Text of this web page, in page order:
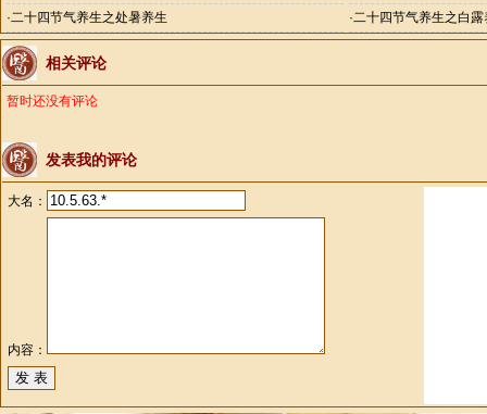
·二十四节气养生之处暑养生 ·二十四节气养生之白露
相关评论
暂时还没有评论
发表我的评论
大名：
内容：